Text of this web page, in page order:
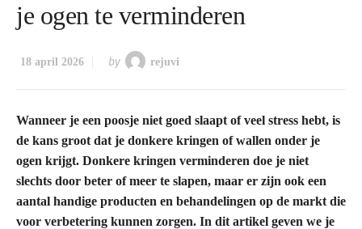
je ogen te verminderen
18 april 2026 by rejuvi
Wanneer je een poosje niet goed slaapt of veel stress hebt, is
de kans groot dat je donkere kringen of wallen onder je
ogen krijgt. Donkere kringen verminderen doe je niet
slechts door beter of meer te slapen, maar er zijn ook een
aantal handige producten en behandelingen op de markt die
voor verbetering kunnen zorgen. In dit artikel geven we je